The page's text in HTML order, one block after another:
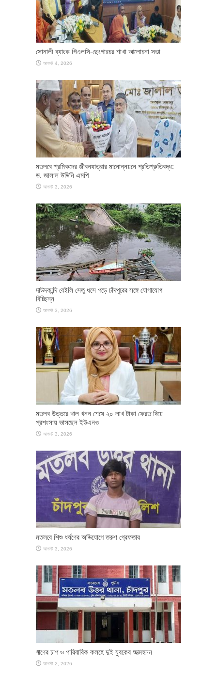
সোনালী ব্যাংক পিএলসি-ছেংগারচর শাখা আলোচনা সভা
আগস্ট 4, 2026
মতলবে শ্রমিকদের জীবনযাত্রার মানোন্নয়নে প্রতিশ্রুতিবদ্ধ:
ড. জালাল উদ্দিনি এমপি
আগস্ট 3, 2026
দাউদকান্দি বেইলি সেতু ধসে পড়ে চাঁদপুরের সঙ্গে যোগাযোগ
বিচ্ছিন্ন
আগস্ট 3, 2026
মতলব উত্তরে খাল খনন শেষে ২০ লাখ টাকা ফেরত দিয়ে
প্রশংসায় ভাসছেন ইউএনও
আগস্ট 3, 2026
মতলবে শিশু ধর্ষণের অভিযোগে তরুণ গ্রেফতার
আগস্ট 3, 2026
ঋণের চাপ ও পারিবারিক কলহে দুই যুবকের আত্মহনন
আগস্ট 2, 2026